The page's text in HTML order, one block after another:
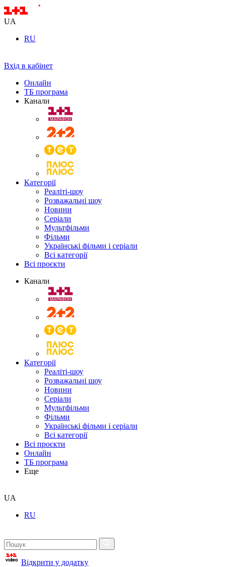
UA
RU
Вхід в кабінет
Онлайн
ТБ програма
Канали
Категорії
Реаліті-шоу
Розважальні шоу
Новини
Серіали
Мультфільми
Фільми
Українські фільми і серіали
Всі категорії
Всі проєкти
Канали
Категорії
Реаліті-шоу
Розважальні шоу
Новини
Серіали
Мультфільми
Фільми
Українські фільми і серіали
Всі категорії
Всі проєкти
Онлайн
ТБ програма
Еще
UA
RU
Відкрити у додатку